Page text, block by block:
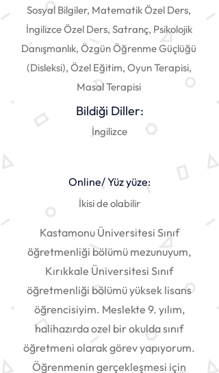
Sosyal Bilgiler, Matematik Özel Ders,
İngilizce Özel Ders, Satranç, Psikolojik
Danışmanlık, Özgün Öğrenme Güçlüğü
(Disleksi), Özel Eğitim, Oyun Terapisi,
Masal Terapisi
Bildiği Diller:
İngilizce
Online/ Yüz yüze:
İkisi de olabilir
Kastamonu Üniversitesi Sınıf
öğretmenliği bölümü mezunuyum,
Kırıkkale Üniversitesi Sınıf
öğretmenliği bölümü yüksek lisans
öğrencisiyim. Meslekte 9. yılım,
halihazırda ozel bir okulda sınıf
öğretmeni olarak görev yapıyorum.
Öğrenmenin gerçekleşmesi için